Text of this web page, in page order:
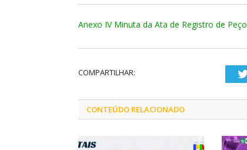
Anexo IV Minuta da Ata de Registro de Peço
COMPARTILHAR:
CONTEÚDO RELACIONADO